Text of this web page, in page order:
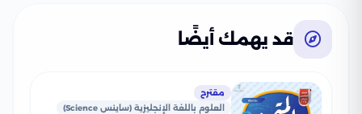
قد يهمك أيضًا
مقترح
العلوم باللغة الإنجليزية (ساينس Science)